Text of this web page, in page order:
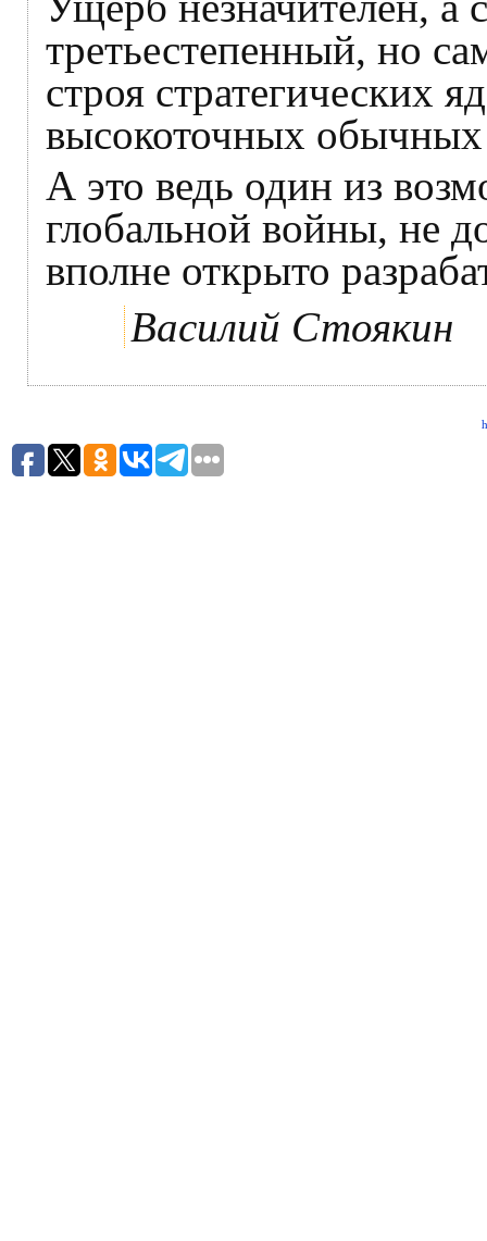
третьестепенный, но
строя стратегических
высокоточных
А это ведь один из
глобальной войны, не
вполне открыто
Василий Стоякин